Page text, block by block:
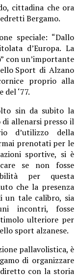
cittadina che ora
Bergamo.
speciale: “Dallo
d’Europa. La
con un’importante
Sport di Alzano
proprio alla
‘77.
sin da subito la
allenarsi presso il
d’utilizzo della
prenotati per le
sportive, si è
se non fosse
per questa
che la presenza
un tale calibro, sia
incontri, fosse
ulteriore per
sport alzanese.
pallavolistica, è
di organizzare
con la storia